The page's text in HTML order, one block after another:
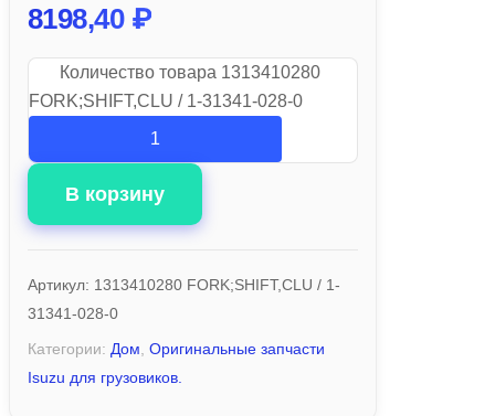
8198,40 ₽
Количество товара 1313410280
FORK;SHIFT,CLU / 1-31341-028-0
В корзину
Артикул: 1313410280 FORK;SHIFT,CLU / 1-
31341-028-0
Категории: Дом Оригинальные запчасти
Isuzu для грузовиков.